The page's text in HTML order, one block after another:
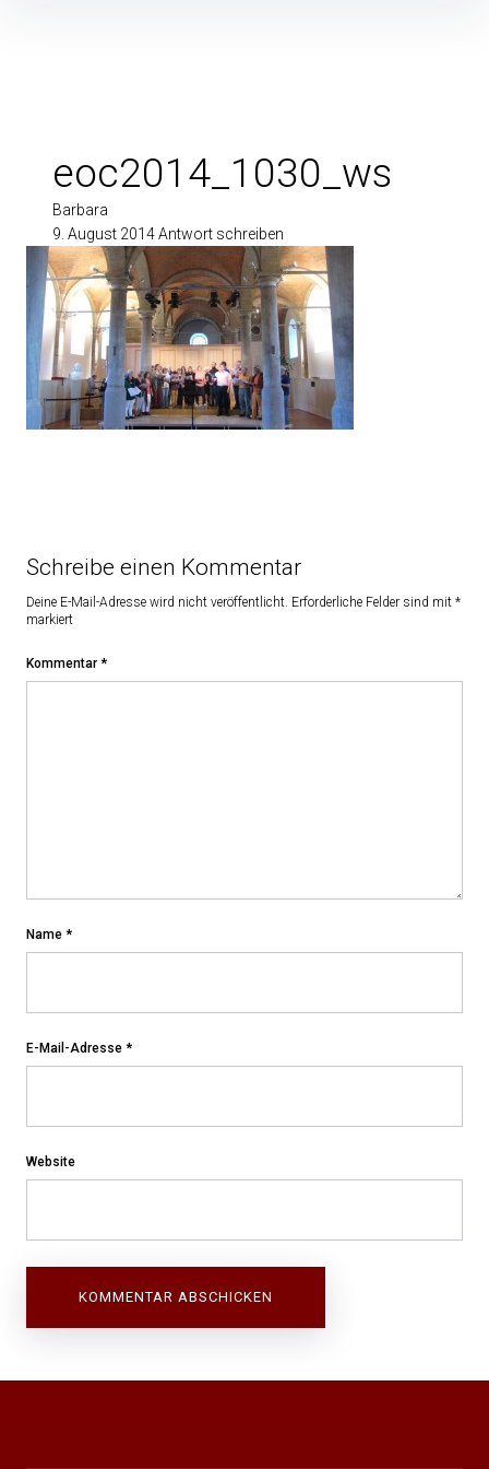
eoc2014_1030_ws
Barbara
9. August 2014Antwort schreiben
Schreibe einen Kommentar
Deine E-Mail-Adresse wird nicht veröffentlicht. Erforderliche Felder sind mit *
markiert
Kommentar *
Name *
E-Mail-Adresse *
Website